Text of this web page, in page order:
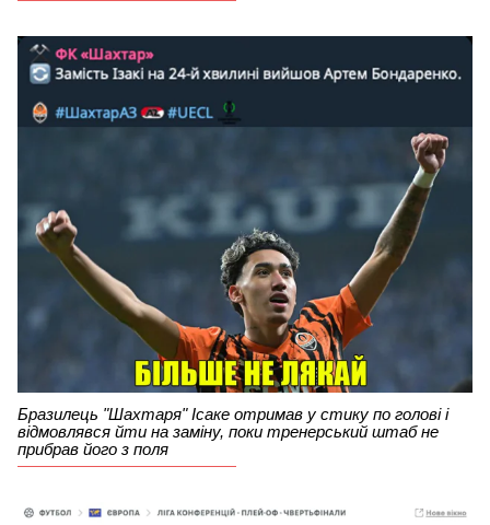
Бразилець "Шахтаря" Ісаке отримав у стику по голові і
відмовлявся йти на заміну, поки тренерський штаб не
прибрав його з поля